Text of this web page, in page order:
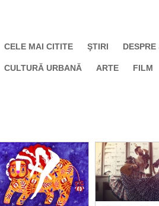
CELE MAI CITITE ŞTIRI DESPRE
CULTURĂ URBANĂ ARTE FILM